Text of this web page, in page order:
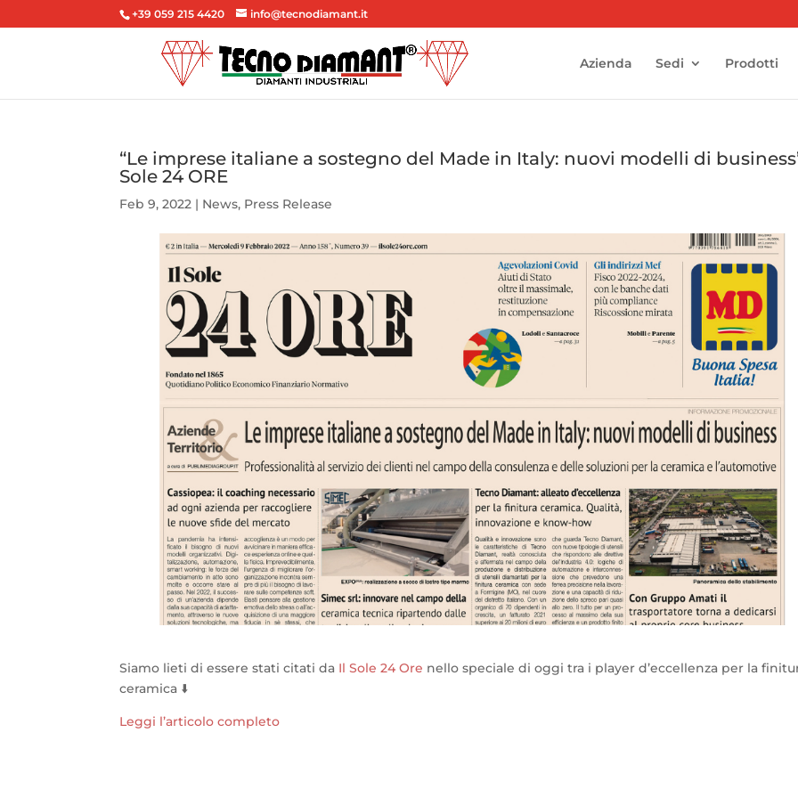
+39 059 215 4420 info@tecnodiamant.it
Azienda Sedi Prodotti
“Le imprese italiane a sostegno del Made in Italy: nuovi modelli di
Sole 24 ORE
Feb 9, 2022 | News, Press Release
Siamo lieti di essere stati citati da Il Sole 24 Ore nello speciale di oggi tra i player d’eccellenza per la
ceramica ⬇️
Leggi l’articolo completo